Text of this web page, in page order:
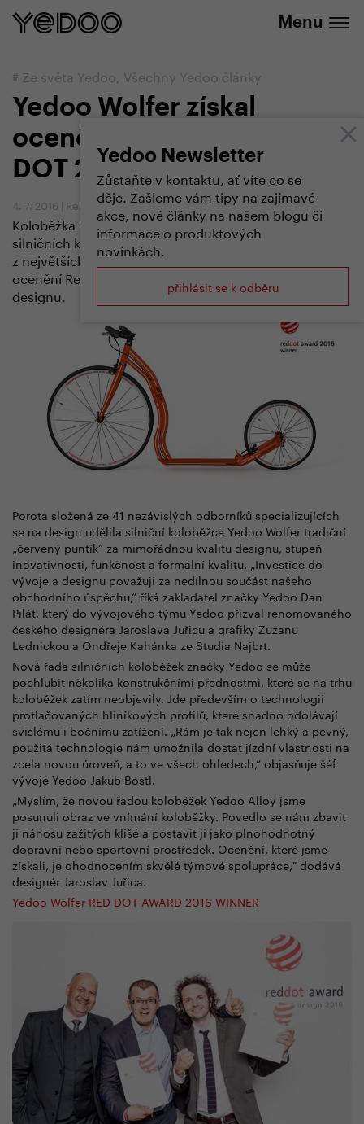
Menu
Yedoo Newsletter
Zůstaňte v kontaktu, ať víte co se
děje. Zašleme vám tipy na zajímavé
akce, nové články na našem blogu či
informace o produktových
novinkách.
přihlásit se k odběru
# Ze světa Yedoo, Všechny Yedoo články
Yedoo Wolfer získal
ocenění za design RED
DOT 2016
4. 7. 2016 | Redakce
Koloběžka Yedoo Wolfer - největší model z nové řady
silničních koloběžek Yedoo Alloy - uspěla v jedné
z největších designérských soutěží na světě a získala
ocenění Red Dot Award 2016 v kategorii produktového
designu.
Porota složená ze 41 nezávislých odborníků specializujících
se na design udělila silniční koloběžce Yedoo Wolfer tradiční
„červený puntík“ za mimořádnou kvalitu designu, stupeň
inovativnosti, funkčnost a formální kvalitu. „Investice do
vývoje a designu považuji za nedílnou součást našeho
obchodního úspěchu,“ říká zakladatel značky Yedoo Dan
Pilát, který do vývojového týmu Yedoo přizval renomovaného
českého designéra Jaroslava Juřicu a grafiky Zuzanu
Lednickou a Ondřeje Kahánka ze Studia Najbrt.
Nová řada silničních koloběžek značky Yedoo se může
pochlubit několika konstrukčními přednostmi, které se na trhu
koloběžek zatím neobjevily. Jde především o technologii
protlačovaných hliníkových profilů, které snadno odolávají
svislému i bočnímu zatížení. „Rám je tak nejen lehký a pevný,
použitá technologie nám umožnila dostat jízdní vlastnosti na
zcela novou úroveň, a to ve všech ohledech,“ objasňuje šéf
vývoje Yedoo Jakub Bostl.
„Myslím, že novou řadou koloběžek Yedoo Alloy jsme
posunuli obraz ve vnímání koloběžky. Povedlo se nám zbavit
ji nánosu zažitých klišé a postavit ji jako plnohodnotný
dopravní nebo sportovní prostředek. Ocenění, které jsme
získali, je ohodnocením skvělé týmové spolupráce," dodává
designér Jaroslav Juřica.
Yedoo Wolfer RED DOT AWARD 2016 WINNER